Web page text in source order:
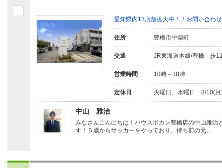
愛知県内13店舗拡大中！！お問い合わ
住所 豊橋市中柴町
交通 JR東海道本線/豊橋 歩
営業時間 10時～18時
定休日 火曜日、水曜日 8/10(月
中山 雅治
みなさんこんにちは！ハウスボカン豊橋店の中山雅治
す！５歳からサッカーをやっており、持ち前の元…